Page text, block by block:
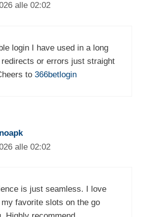
alle 02:02
login I have used in a long
or errors just straight
to 366betlogin
alle 02:02
is just seamless. I love
favorite slots on the go